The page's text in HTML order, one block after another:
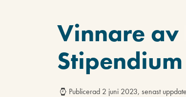
Vinnare av
Publicerad 2 juni 2023, senast